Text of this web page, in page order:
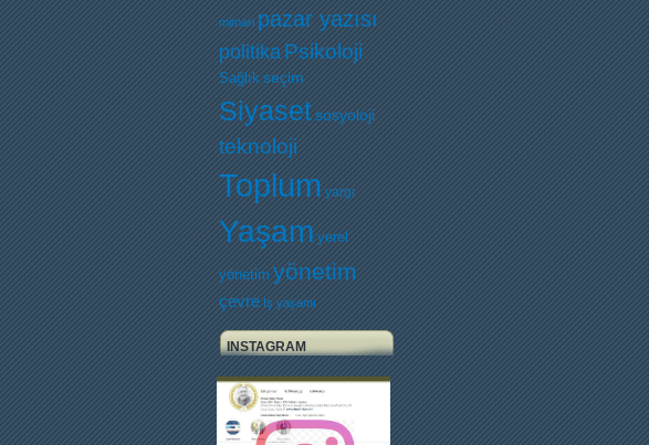
mimari pazar yazısı
politikaPsikoloji
Sağlık seçim
Siyasetsosyoloji
teknoloji
Toplum yargı
Yaşam yerel
yönetim yönetim
çevre İş yaşamı
INSTAGRAM